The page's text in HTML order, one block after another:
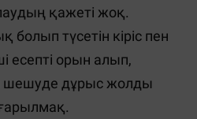
қажеті жоқ.
түсетін кіріс пен
есепті орын алып,
шешуде дұрыс жолды